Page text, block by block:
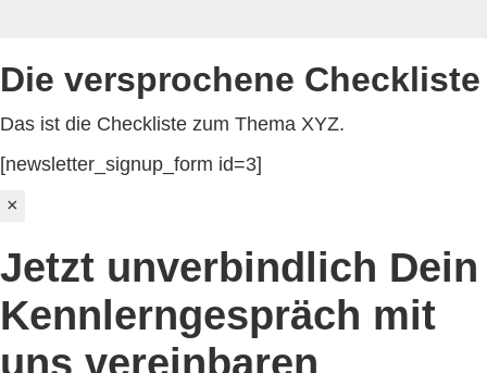
Die versprochene Checkliste
Das ist die Checkliste zum Thema XYZ.
[newsletter_signup_form id=3]
×
Jetzt unverbindlich Dein
Kennlerngespräch mit
uns vereinbaren